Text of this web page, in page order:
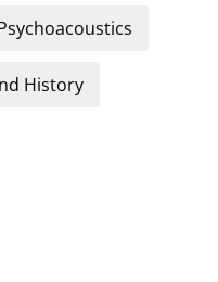
History